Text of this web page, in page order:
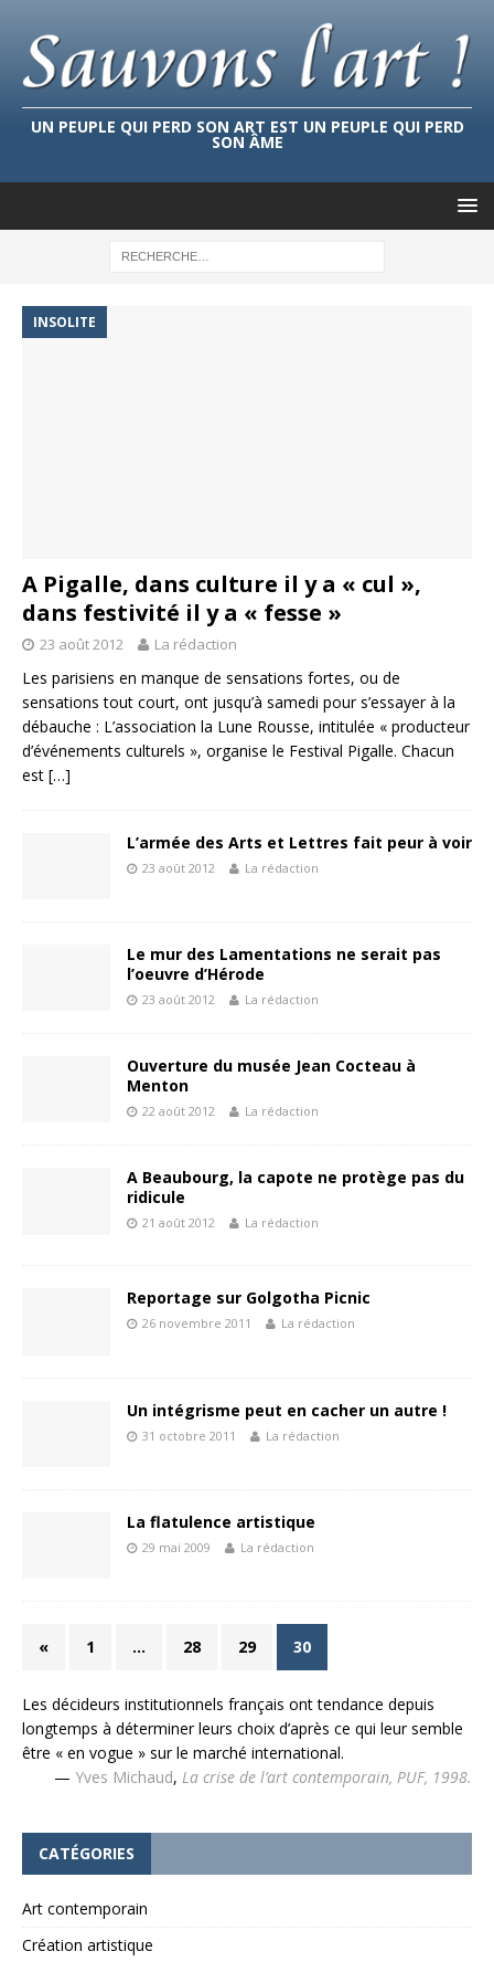
UN PEUPLE QUI PERD SON ART EST UN PEUPLE QUI PERD
SON ÂME
INSOLITE
A Pigalle, dans culture il y a « cul »,
dans festivité il y a « fesse »
23 août 2012 La rédaction
Les parisiens en manque de sensations fortes, ou de
sensations tout court, ont jusqu’à samedi pour s’essayer à la
débauche : L’association la Lune Rousse, intitulée « producteur
d’événements culturels », organise le Festival Pigalle. Chacun
est […]
L’armée des Arts et Lettres fait peur à voir
23 août 2012 La rédaction
Le mur des Lamentations ne serait pas
l’oeuvre d’Hérode
23 août 2012 La rédaction
Ouverture du musée Jean Cocteau à
Menton
22 août 2012 La rédaction
A Beaubourg, la capote ne protège pas du
ridicule
21 août 2012 La rédaction
Reportage sur Golgotha Picnic
26 novembre 2011 La rédaction
Un intégrisme peut en cacher un autre !
31 octobre 2011 La rédaction
La flatulence artistique
29 mai 2009 La rédaction
« 1 … 28 29 30
Les décideurs institutionnels français ont tendance depuis
longtemps à déterminer leurs choix d’après ce qui leur semble
être « en vogue » sur le marché international.
— Yves Michaud, La crise de l’art contemporain, PUF, 1998.
CATÉGORIES
Art contemporain
Création artistique